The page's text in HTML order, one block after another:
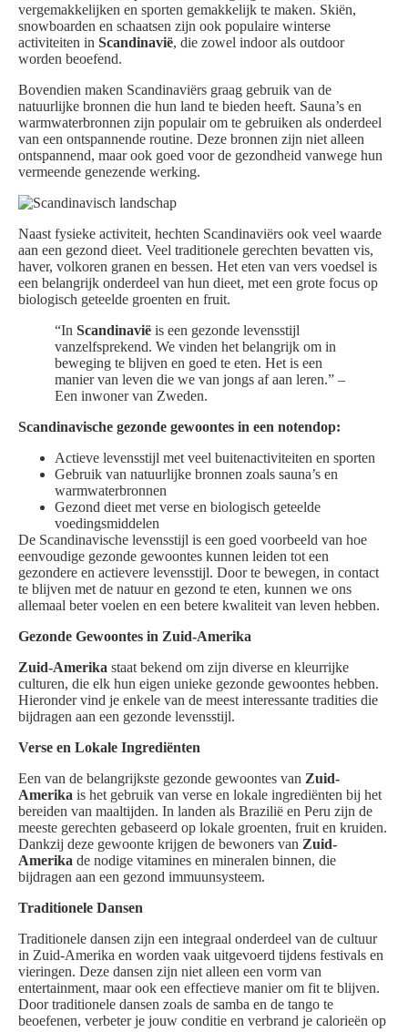
vergemakkelijken en sporten gemakkelijk te maken. Skiën,
snowboarden en schaatsen zijn ook populaire winterse
activiteiten in Scandinavië, die zowel indoor als outdoor
worden beoefend.
Bovendien maken Scandinaviërs graag gebruik van de
natuurlijke bronnen die hun land te bieden heeft. Sauna’s en
warmwaterbronnen zijn populair om te gebruiken als onderdeel
van een ontspannende routine. Deze bronnen zijn niet alleen
ontspannend, maar ook goed voor de gezondheid vanwege hun
vermeende genezende werking.
Naast fysieke activiteit, hechten Scandinaviërs ook veel waarde
aan een gezond dieet. Veel traditionele gerechten bevatten vis,
haver, volkoren granen en bessen. Het eten van vers voedsel is
een belangrijk onderdeel van hun dieet, met een grote focus op
biologisch geteelde groenten en fruit.
“In Scandinavië is een gezonde levensstijl
vanzelfsprekend. We vinden het belangrijk om in
beweging te blijven en goed te eten. Het is een
manier van leven die we van jongs af aan leren.” –
Een inwoner van Zweden.
Scandinavische gezonde gewoontes in een notendop:
Actieve levensstijl met veel buitenactiviteiten en sporten
Gebruik van natuurlijke bronnen zoals sauna’s en
warmwaterbronnen
Gezond dieet met verse en biologisch geteelde
voedingsmiddelen
De Scandinavische levensstijl is een goed voorbeeld van hoe
eenvoudige gezonde gewoontes kunnen leiden tot een
gezondere en actievere levensstijl. Door te bewegen, in contact
te blijven met de natuur en gezond te eten, kunnen we ons
allemaal beter voelen en een betere kwaliteit van leven hebben.
Gezonde Gewoontes in Zuid-Amerika
Zuid-Amerika staat bekend om zijn diverse en kleurrijke
culturen, die elk hun eigen unieke gezonde gewoontes hebben.
Hieronder vind je enkele van de meest interessante tradities die
bijdragen aan een gezonde levensstijl.
Verse en Lokale Ingrediënten
Een van de belangrijkste gezonde gewoontes van Zuid-
Amerika is het gebruik van verse en lokale ingrediënten bij het
bereiden van maaltijden. In landen als Brazilië en Peru zijn de
meeste gerechten gebaseerd op lokale groenten, fruit en kruiden.
Dankzij deze gewoonte krijgen de bewoners van Zuid-
Amerika de nodige vitamines en mineralen binnen, die
bijdragen aan een gezond immuunsysteem.
Traditionele Dansen
Traditionele dansen zijn een integraal onderdeel van de cultuur
in Zuid-Amerika en worden vaak uitgevoerd tijdens festivals en
vieringen. Deze dansen zijn niet alleen een vorm van
entertainment, maar ook een effectieve manier om fit te blijven.
Door traditionele dansen zoals de samba en de tango te
beoefenen, verbeter je jouw conditie en verbrand je calorieën op